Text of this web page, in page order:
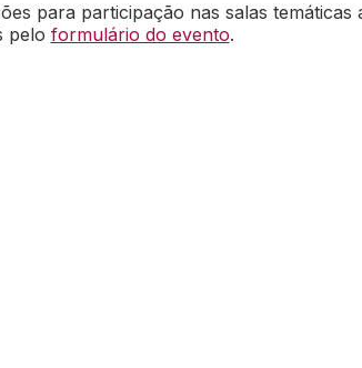
para participação nas salas temáticas
pelo formulário do evento.